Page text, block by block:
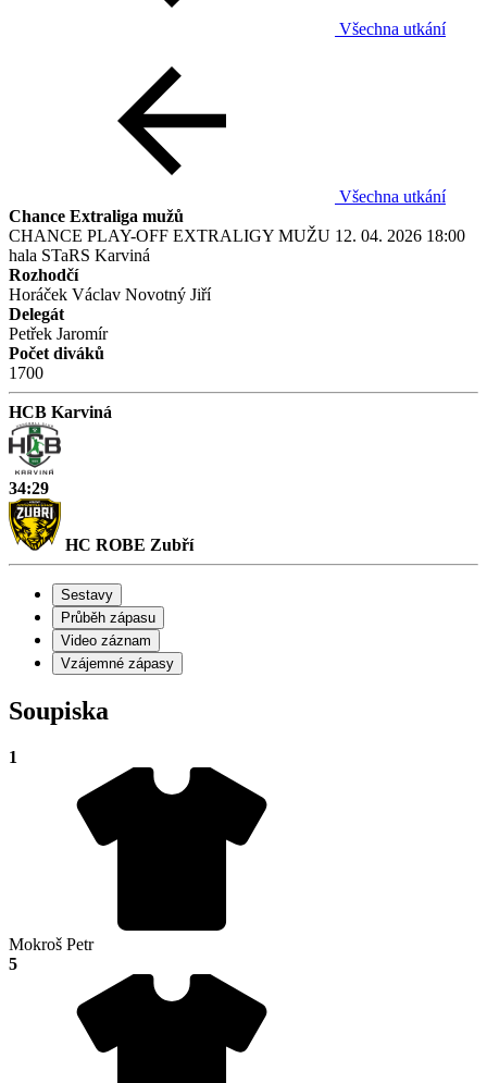
Všechna utkání
Všechna utkání
Chance Extraliga mužů
CHANCE PLAY-OFF EXTRALIGY MUŽU 12. 04. 2026 18:00
hala STaRS Karviná
Rozhodčí
Horáček Václav Novotný Jiří
Delegát
Petřek Jaromír
Počet diváků
1700
HCB Karviná
34:29
HC ROBE Zubří
Sestavy
Průběh zápasu
Video záznam
Vzájemné zápasy
Soupiska
1
Mokroš Petr
5